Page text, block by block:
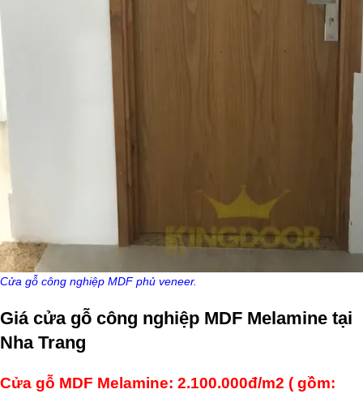
Cửa gỗ công nghiệp MDF phủ veneer.
Giá cửa gỗ công nghiệp MDF Melamine tại
Nha Trang
Cửa gỗ MDF Melamine: 2.100.000đ/m2 ( gồm: